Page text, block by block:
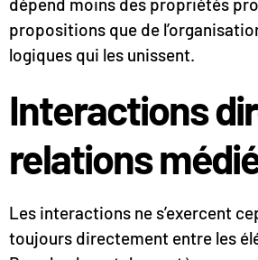
propositions que de
logiques qui les unissent.
Interactions
relations
Les interactions ne s’exercent
toujours directement entre les